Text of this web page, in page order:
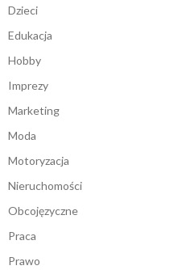
Dzieci
Edukacja
Hobby
Imprezy
Marketing
Moda
Motoryzacja
Nieruchomości
Obcojęzyczne
Praca
Prawo